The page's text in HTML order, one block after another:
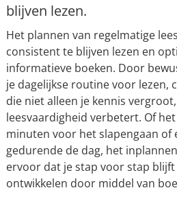
blijven lezen.
Het plannen van regelmatige
consistent te blijven lezen en
informatieve boeken. Door
je dagelijkse routine voor lezen,
die niet alleen je kennis
leesvaardigheid verbetert. Of
minuten voor het slapengaan of
gedurende de dag, het
ervoor dat je stap voor stap
ontwikkelen door middel van